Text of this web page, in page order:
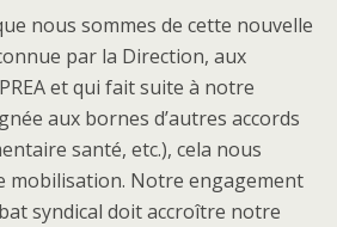
nous sommes de cette nouvelle
par la Direction, aux
et qui fait suite à notre
aux bornes d’autres accords
santé, etc.), cela nous
mobilisation. Notre engagement
syndical doit accroître notre